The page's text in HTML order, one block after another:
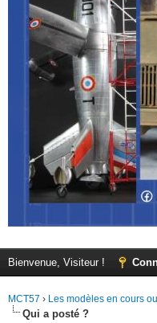
Bienvenue, Visiteur !
MCT57 › Les modèles en cours
Qui a posté ?